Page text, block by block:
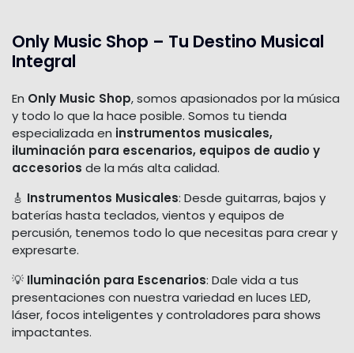
Only Music Shop – Tu Destino Musical
Integral
En Only Music Shop, somos apasionados por la música
y todo lo que la hace posible. Somos tu tienda
especializada en instrumentos musicales,
iluminación para escenarios, equipos de audio y
accesorios de la más alta calidad.
🎸 Instrumentos Musicales: Desde guitarras, bajos y
baterías hasta teclados, vientos y equipos de
percusión, tenemos todo lo que necesitas para crear y
expresarte.
💡 Iluminación para Escenarios: Dale vida a tus
presentaciones con nuestra variedad en luces LED,
láser, focos inteligentes y controladores para shows
impactantes.